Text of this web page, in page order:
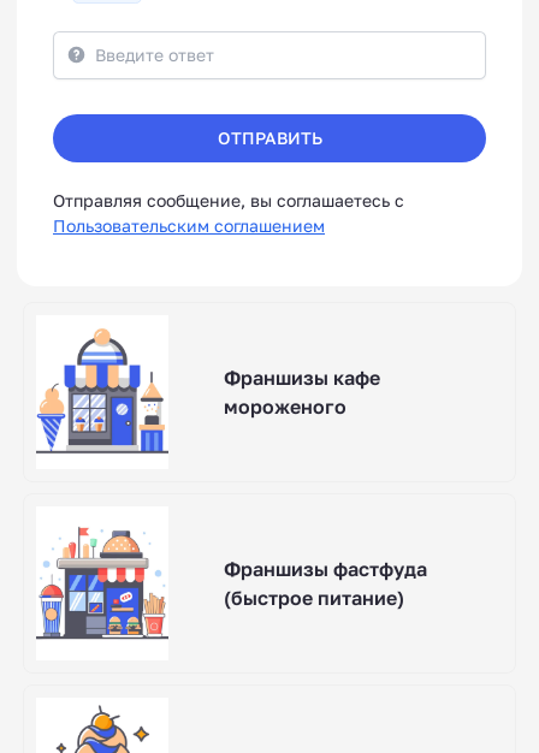
ОТПРАВИТЬ
Отправляя сообщение, вы соглашаетесь с
Пользовательским соглашением
Франшизы кафе
мороженого
Франшизы фастфуда
(быстрое питание)